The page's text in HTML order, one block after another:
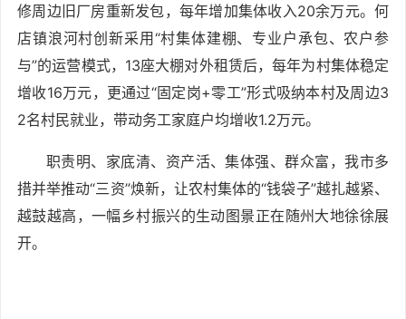
修周边旧厂房重新发包，每年增加集体收入20余万元。何
店镇浪河村创新采用“村集体建棚、专业户承包、农户参
与”的运营模式，13座大棚对外租赁后，每年为村集体稳定
增收16万元，更通过“固定岗+零工”形式吸纳本村及周边3
2名村民就业，带动务工家庭户均增收1.2万元。
职责明、家底清、资产活、集体强、群众富，我市多
措并举推动“三资”焕新，让农村集体的“钱袋子”越扎越紧、
越鼓越高，一幅乡村振兴的生动图景正在随州大地徐徐展
开。